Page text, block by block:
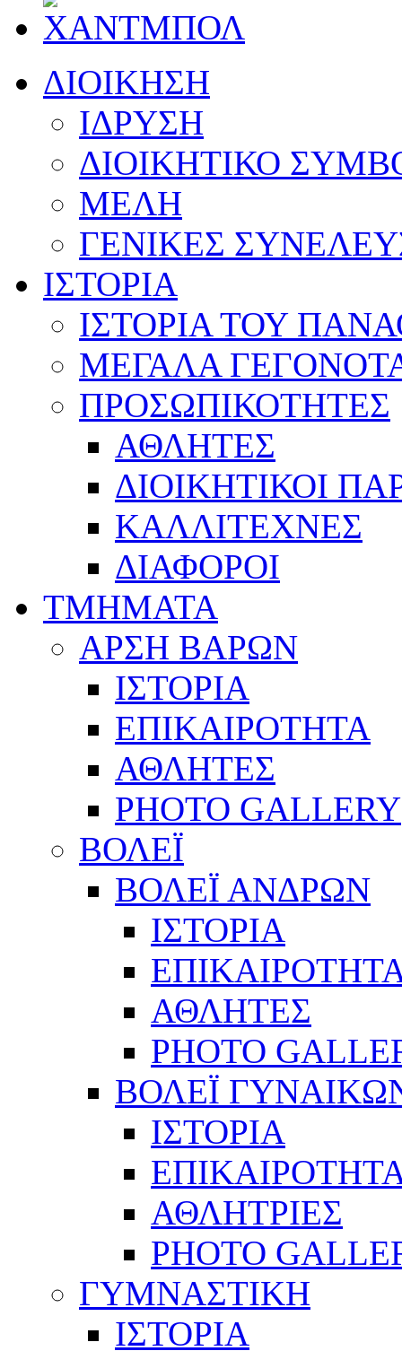
ΔΙΟΙΚΗΣΗ
ΙΔΡΥΣΗ
ΔΙΟΙΚΗΤΙΚΟ
ΜΕΛΗ
ΓΕΝΙΚΕΣ
ΙΣΤΟΡΙΑ
ΙΣΤΟΡΙΑ ΤΟΥ
ΜΕΓΑΛΑ
ΠΡΟΣΩΠΙΚΟΤΗΤΕΣ
ΑΘΛΗΤΕΣ
ΔΙΟΙΚΗΤΙΚΟΙ
ΚΑΛΛΙΤΕΧΝΕΣ
ΔΙΑΦΟΡΟΙ
ΤΜΗΜΑΤΑ
ΑΡΣΗ ΒΑΡΩΝ
ΙΣΤΟΡΙΑ
ΕΠΙΚΑΙΡΟΤΗΤΑ
ΑΘΛΗΤΕΣ
PHOTO GALLERY
ΒΟΛΕΪ
ΒΟΛΕΪ ΑΝΔΡΩΝ
ΙΣΤΟΡΙΑ
ΑΘΛΗΤΕΣ
PHOTO
ΒΟΛΕΪ
ΙΣΤΟΡΙΑ
ΑΘΛΗΤΡΙΕΣ
PHOTO
ΓΥΜΝΑΣΤΙΚΗ
ΙΣΤΟΡΙΑ